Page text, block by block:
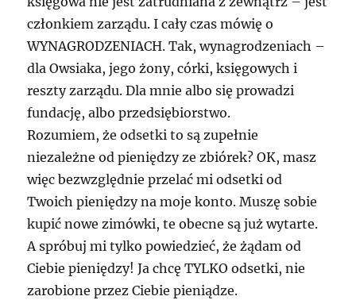
członkiem zarządu. I cały czas mówię o
WYNAGRODZENIACH. Tak, wynagrodzeniach –
dla Owsiaka, jego żony, córki, księgowych i
reszty zarządu. Dla mnie albo się prowadzi
fundację, albo przedsiębiorstwo.
Rozumiem, że odsetki to są zupełnie
niezależne od pieniędzy ze zbiórek? OK, masz
więc bezwzględnie przelać mi odsetki od
Twoich pieniędzy na moje konto. Muszę sobie
kupić nowe zimówki, te obecne są już wytarte.
A spróbuj mi tylko powiedzieć, że żądam od
Ciebie pieniędzy! Ja chcęTYLKO odsetki, nie
zarobione przez Ciebie pieniądze.